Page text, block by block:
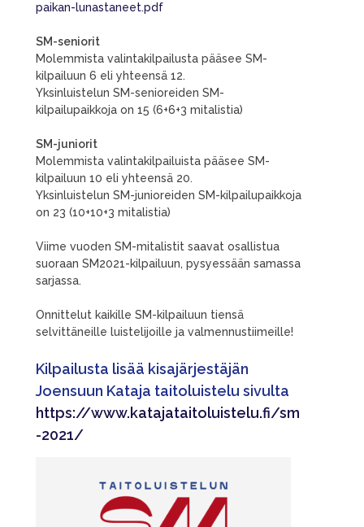
paikan-lunastaneet.pdf
SM-seniorit
Molemmista valintakilpailusta pääsee SM-
kilpailuun 6 eli yhteensä 12.
Yksinluistelun SM-senioreiden SM-
kilpailupaikkoja on 15 (6+6+3 mitalistia)
SM-juniorit
Molemmista valintakilpailuista pääsee SM-
kilpailuun 10 eli yhteensä 20.
Yksinluistelun SM-junioreiden SM-kilpailupaikkoja
on 23 (10+10+3 mitalistia)
Viime vuoden SM-mitalistit saavat osallistua
suoraan SM2021-kilpailuun, pysyessään samassa
sarjassa.
Onnittelut kaikille SM-kilpailuun tiensä
selvittäneille luistelijoille ja valmennustiimeille!
Kilpailusta lisää kisajärjestäjän
Joensuun Kataja taitoluistelu sivulta
https://www.katajataitoluistelu.fi/sm
-2021/